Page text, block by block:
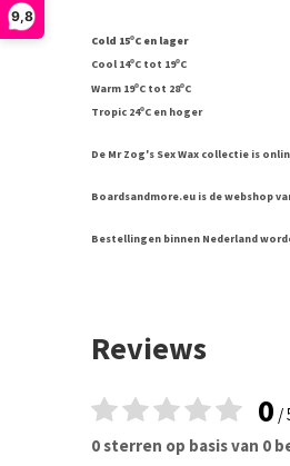
9,8
Cold 15oC en lager
Cool 14oC tot 19oC
Warm 19oC tot 28oC
Tropic 24oC en hoger
De Mr Zog's Sex Wax collectie is
Boardsandmore.eu is de webshop
Bestellingen binnen Nederland
Reviews
0 /
0 sterren op basis van 0